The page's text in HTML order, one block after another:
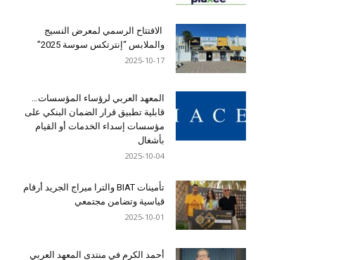
الافتتاح الرسمي لمعرض النسيج
والملابس “إنترتكس سوسة 2025”
2025-10-17
المعهد العربي لرؤساء المؤسسات…
قابلية تطبيق قرار الضمان البنكي على
مؤسسات إسداء الخدمات أو القيام
بأشغال
2025-10-04
تأمينات BIAT والترا ميراج الجريد أرقام
قياسية وتضامن مجتمعي
2025-10-01
أحمد الكرم في منتدى المعهد العربي